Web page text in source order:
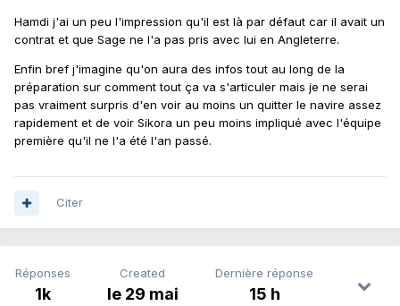
Hamdi j'ai un peu l'impression qu'il est là par défaut car il avait un
contrat et que Sage ne l'a pas pris avec lui en Angleterre.
Enfin bref j'imagine qu'on aura des infos tout au long de la
préparation sur comment tout ça va s'articuler mais je ne serai
pas vraiment surpris d'en voir au moins un quitter le navire assez
rapidement et de voir Sikora un peu moins impliqué avec l'équipe
première qu'il ne l'a été l'an passé.
Citer
Réponses
1k
Created
le 29 mai
Dernière réponse
15 h